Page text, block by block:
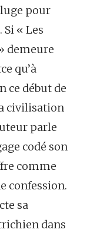
pour
« Les
demeure
qu’à
ce début de
civilisation
parle
codé son
comme
confession.
sa
dans